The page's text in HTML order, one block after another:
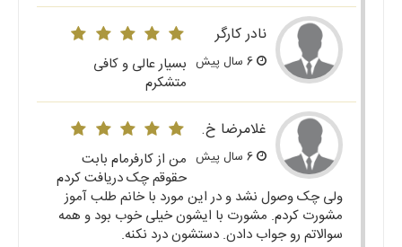
نادر کارگر
بسیار عالی و کافی
متشکرم
غلامرضا خ.
من از کارفرمام بابت
حقوقم چک دریافت کردم
ولی چک وصول نشد و در این مورد با خانم طلب آموز
مشورت کردم. مشورت با ایشون خیلی خوب بود و همه
سوالاتم رو جواب دادن. دستشون درد نکنه.